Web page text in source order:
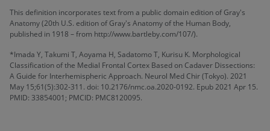
This definition incorporates text from a public domain edition of Gray's
Anatomy (20th U.S. edition of Gray's Anatomy of the Human Body,
published in 1918 – from http://www.bartleby.com/107/).
*Imada Y, Takumi T, Aoyama H, Sadatomo T, Kurisu K. Morphological
Classification of the Medial Frontal Cortex Based on Cadaver Dissections:
A Guide for Interhemispheric Approach. Neurol Med Chir (Tokyo). 2021
May 15;61(5):302-311. doi: 10.2176/nmc.oa.2020-0192. Epub 2021 Apr 15.
PMID: 33854001; PMCID: PMC8120095.